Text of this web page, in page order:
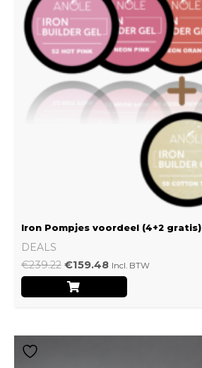
Iron Pompjes voordeel (4+2 gratis)
DEALS
€239.22 €159.48 Incl. BTW